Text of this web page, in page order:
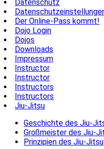
Datenschutz
Der Online-Pass kommt!
Dojo Login
Dojos
Downloads
Impressum
Instructor
Instructor
Instructors
Instructors
Jiu-Jitsu
Geschichte des Jiu-
Großmeister des Jiu-
Prinzipien des Jiu-Jitsu